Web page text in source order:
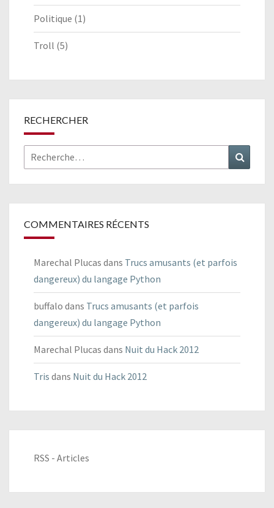
Politique (1)
Troll (5)
RECHERCHER
Rechercher :
COMMENTAIRES RÉCENTS
Marechal Plucas dans Trucs amusants (et parfois
dangereux) du langage Python
buffalo dans Trucs amusants (et parfois
dangereux) du langage Python
Marechal Plucas dans Nuit du Hack 2012
Tris dans Nuit du Hack 2012
RSS - Articles